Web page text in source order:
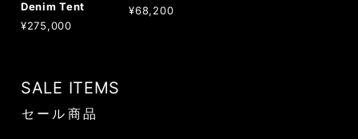
Denim Tent
¥275,000
¥68,200
SALE ITEMS
セール商品